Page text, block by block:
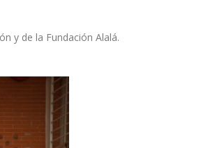
y de la Fundación Alalá.